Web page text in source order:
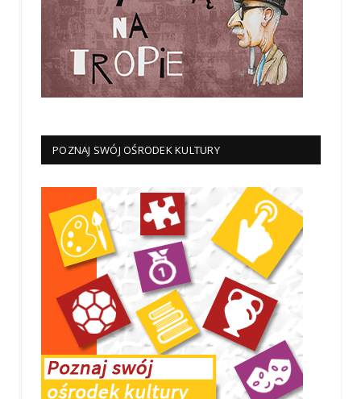
POZNAJ SWÓJ OŚRODEK KULTURY